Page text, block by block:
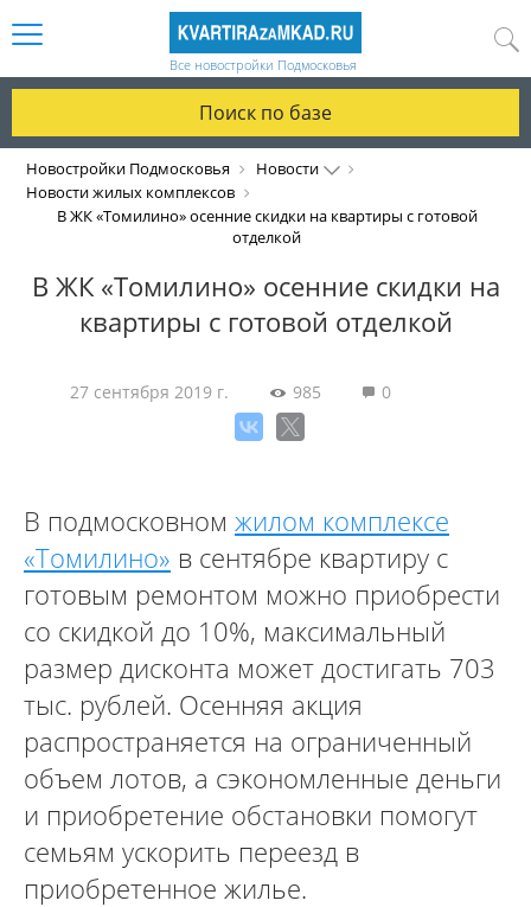
Все новостройки Подмосковья
Поиск по базе
Новостройки Подмосковья
Новости
Новости жилых комплексов
В ЖК «Томилино» осенние скидки на квартиры с готовой
отделкой
В ЖК «Томилино» осенние скидки на
квартиры с готовой отделкой
27 сентября 2019 г. 985 0
В подмосковном жилом комплексе
«Томилино» в сентябре квартиру с
готовым ремонтом можно приобрести
со скидкой до 10%, максимальный
размер дисконта может достигать 703
тыс. рублей. Осенняя акция
распространяется на ограниченный
объем лотов, а сэкономленные деньги
и приобретение обстановки помогут
семьям ускорить переезд в
приобретенное жилье.